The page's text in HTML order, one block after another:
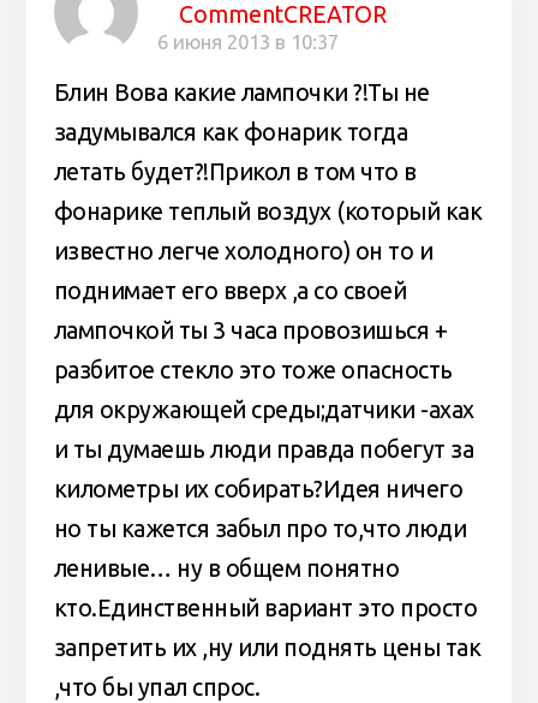
CommentCREATOR
6 июня 2013 в 10:37
Блин Вова какие лампочки ?!Ты не
задумывался как фонарик тогда
летать будет?!Прикол в том что в
фонарике теплый воздух (который как
известно легче холодного) он то и
поднимает его вверх ,а со своей
лампочкой ты 3 часа провозишься +
разбитое стекло это тоже опасность
для окружающей среды;датчики -ахах
и ты думаешь люди правда побегут за
километры их собирать?Идея ничего
но ты кажется забыл про то,что люди
ленивые… ну в общем понятно
кто.Единственный вариант это просто
запретить их ,ну или поднять цены так
,что бы упал спрос.